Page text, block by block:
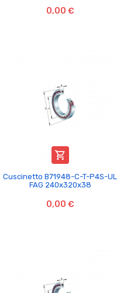
0,00 €

Cuscinetto B71948-C-T-P4S-UL
FAG 240x320x38
0,00 €